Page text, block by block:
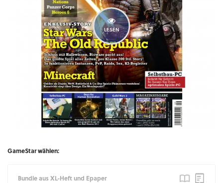
LESEN
GameStar wählen:
Bundle aus XL-Heft und Epaper